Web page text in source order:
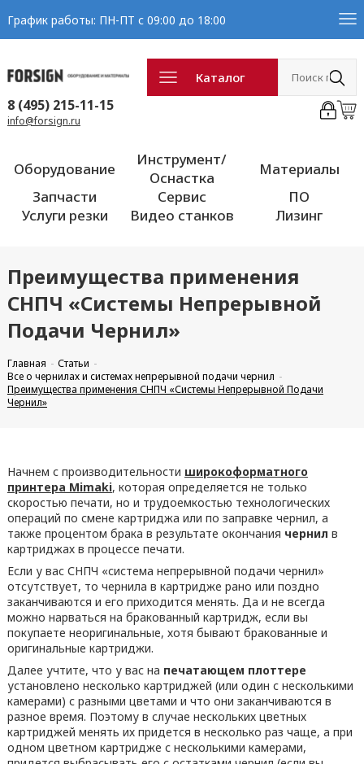
График работы: ПН-ПТ с 09:00 до 18:00
Каталог
8 (495) 215-11-15
info@forsign.ru
Оборудование
Инструмент/
Оснастка
Материалы
Запчасти
Сервис
ПО
Услуги резки
Видео станков Лизинг
Преимущества применения
СНПЧ «Системы Непрерывной
Подачи Чернил»
Главная
Статьи
Все о чернилах и системах непрерывной подачи чернил
Преимущества применения СНПЧ «Системы Непрерывной Подачи
Чернил»
Начнем с производительности широкоформатного
принтера Mimaki, которая определяется не только
скоростью печати, но и трудоемкостью технологических
операций по смене картриджа или по заправке чернил, а
также процентом брака в результате окончания чернил в
картриджах в процессе печати.
Если у вас СНПЧ «система непрерывной подачи чернил»
отсутствует, то чернила в картридже рано или поздно
заканчиваются и его приходится менять. Да и не всегда
можно нарваться на бракованный картридж, если вы
покупаете неоригинальные, хотя бывают бракованные и
оригинальные картриджи.
Далее учтите, что у вас на печатающем плоттере
установлено несколько картриджей (или один с несколькими
камерами) с разными цветами и что они заканчиваются в
разное время. Поэтому в случае нескольких цветных
картриджей менять их придется в несколько раз чаще, а при
одном цветном картридже с несколькими камерами,